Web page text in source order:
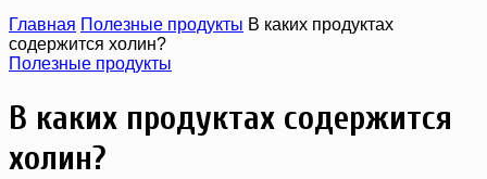
Главная Полезные продукты В каких продуктах
содержится холин?
Полезные продукты
В каких продуктах содержится
холин?